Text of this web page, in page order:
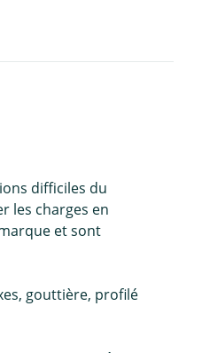
difficiles du
les charges en
et sont
gouttière, profilé